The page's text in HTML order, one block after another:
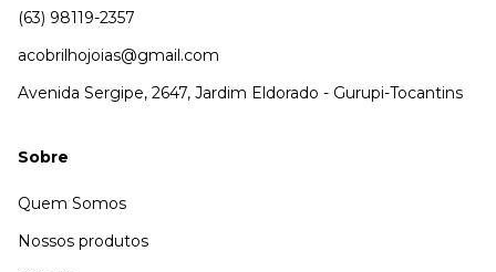
(63) 98119-2357
acobrilhojoias@gmail.com
Avenida Sergipe, 2647, Jardim Eldorado - Gurupi-Tocantins
Sobre
Quem Somos
Nossos produtos